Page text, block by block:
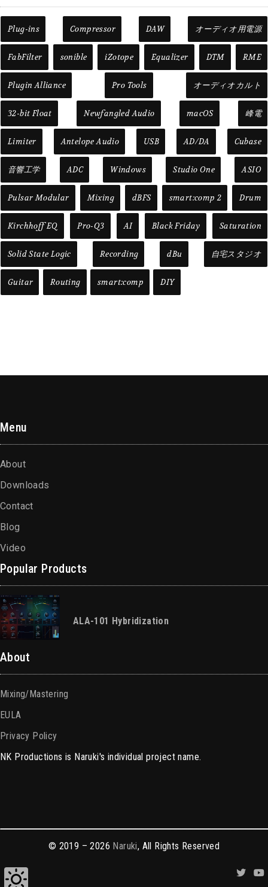
Plug-ins Compressor DAW オーディオ用電源
FabFilter sonible iZotope Equalizer DTM RME
Plugin Alliance Pro Tools オーディオカルト
32-bit Float Newfangled Audio macOS 峰電
Limiter Antelope Audio USB AD/DA Cubase
音響工学 ADC Windows Studio One ASIO
Pulsar Modular Mixing dBFS smart:comp 2 Drum
Kirchhoff EQ Pro-Q3 AI Black Friday Saturation
Solid State Logic Recording dBu 自宅スタジオ
Guitar Routing smart:comp DIY
Menu
About
Downloads
Contact
Blog
Video
Popular Products
ALA-101 Hybridization
About
Mixing/Mastering
EULA
Privacy Policy
NK Productions is Naruki's individual project name.
© 2019 – 2026 Naruki, All Rights Reserved